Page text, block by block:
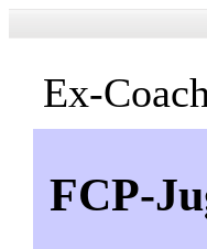
Ex-
FCP-